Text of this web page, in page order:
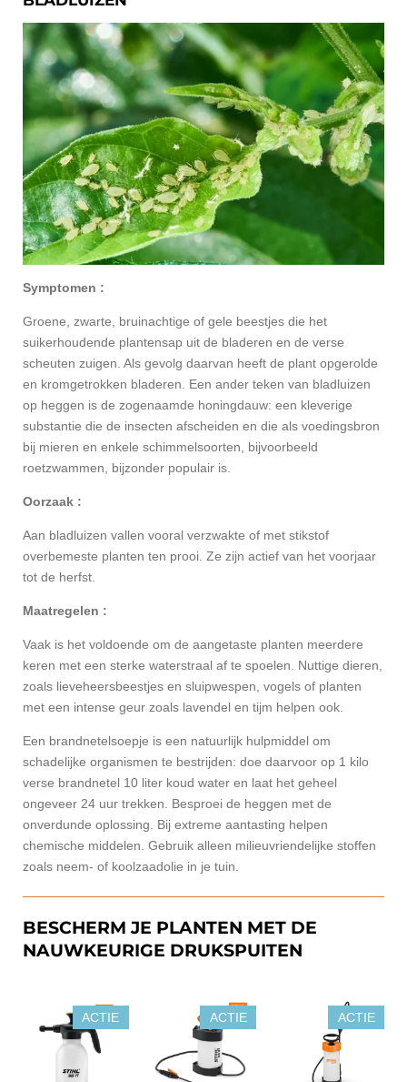
Symptomen :
Groene, zwarte, bruinachtige of gele beestjes die het
suikerhoudende plantensap uit de bladeren en de verse
scheuten zuigen. Als gevolg daarvan heeft de plant opgerolde
en kromgetrokken bladeren. Een ander teken van bladluizen
op heggen is de zogenaamde honingdauw: een kleverige
substantie die de insecten afscheiden en die als voedingsbron
bij mieren en enkele schimmelsoorten, bijvoorbeeld
roetzwammen, bijzonder populair is.
Oorzaak :
Aan bladluizen vallen vooral verzwakte of met stikstof
overbemeste planten ten prooi. Ze zijn actief van het voorjaar
tot de herfst.
Maatregelen :
Vaak is het voldoende om de aangetaste planten meerdere
keren met een sterke waterstraal af te spoelen. Nuttige dieren,
zoals lieveheersbeestjes en sluipwespen, vogels of planten
met een intense geur zoals lavendel en tijm helpen ook.
Een brandnetelsoepje is een natuurlijk hulpmiddel om
schadelijke organismen te bestrijden: doe daarvoor op 1 kilo
verse brandnetel 10 liter koud water en laat het geheel
ongeveer 24 uur trekken. Besproei de heggen met de
onverdunde oplossing. Bij extreme aantasting helpen
chemische middelen. Gebruik alleen milieuvriendelijke stoffen
zoals neem- of koolzaadolie in je tuin.
BESCHERM JE PLANTEN MET DE
NAUWKEURIGE DRUKSPUITEN
ACTIE ACTIE ACTIE